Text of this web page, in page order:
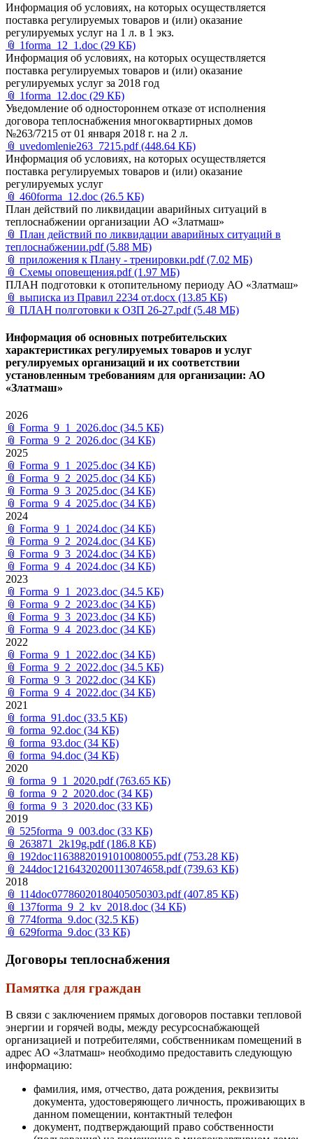
Информация об условиях, на которых осуществляется
поставка регулируемых товаров и (или) оказание
регулируемых услуг на 1 л. в 1 экз.
📎 1forma_12_1.doc (29 КБ)
Информация об условиях, на которых осуществляется
поставка регулируемых товаров и (или) оказание
регулируемых услуг за 2018 год
📎 1forma_12.doc (29 КБ)
Уведомление об одностороннем отказе от исполнения
договора теплоснабжения многоквартирных домов
№263/7215 от 01 января 2018 г. на 2 л.
📎 uvedomlenie263_7215.pdf (448.64 КБ)
Информация об условиях, на которых осуществляется
поставка регулируемых товаров и (или) оказание
регулируемых услуг
📎 460forma_12.doc (26.5 КБ)
План действий по ликвидации аварийных ситуаций в
теплоснабжении организации АО «Златмаш»
📎 План действий по ликвидации аварийных ситуаций в
теплоснабжении.pdf (5.88 МБ)
📎 приложения к Плану - тренировки.pdf (7.02 МБ)
📎 Схемы оповещения.pdf (1.97 МБ)
ПЛАН подготовки к отопительному периоду АО «Златмаш»
📎 выписка из Правил 2234 от.docx (13.85 КБ)
📎 ПЛАН полготовки к ОЗП 26-27.pdf (5.48 МБ)
Информация об основных потребительских
характеристиках регулируемых товаров и услуг
регулируемых организаций и их соответствии
установленным требованиям для организации: АО
«Златмаш»
2026
📎 Forma_9_1_2026.doc (34.5 КБ)
📎 Forma_9_2_2026.doc (34 КБ)
2025
📎 Forma_9_1_2025.doc (34 КБ)
📎 Forma_9_2_2025.doc (34 КБ)
📎 Forma_9_3_2025.doc (34 КБ)
📎 Forma_9_4_2025.doc (34 КБ)
2024
📎 Forma_9_1_2024.doc (34 КБ)
📎 Forma_9_2_2024.doc (34 КБ)
📎 Forma_9_3_2024.doc (34 КБ)
📎 Forma_9_4_2024.doc (34 КБ)
2023
📎 Forma_9_1_2023.doc (34.5 КБ)
📎 Forma_9_2_2023.doc (34 КБ)
📎 Forma_9_3_2023.doc (34 КБ)
📎 Forma_9_4_2023.doc (34 КБ)
2022
📎 Forma_9_1_2022.doc (34 КБ)
📎 Forma_9_2_2022.doc (34.5 КБ)
📎 Forma_9_3_2022.doc (34 КБ)
📎 Forma_9_4_2022.doc (34 КБ)
2021
📎 forma_91.doc (33.5 КБ)
📎 forma_92.doc (34 КБ)
📎 forma_93.doc (34 КБ)
📎 forma_94.doc (34 КБ)
2020
📎 forma_9_1_2020.pdf (763.65 КБ)
📎 forma_9_2_2020.doc (34 КБ)
📎 forma_9_3_2020.doc (33 КБ)
2019
📎 525forma_9_003.doc (33 КБ)
📎 263871_2k19g.pdf (186.8 КБ)
📎 192doc11638820191010080055.pdf (753.28 КБ)
📎 244doc12164320200113074658.pdf (739.63 КБ)
2018
📎 114doc07786020180405050303.pdf (407.85 КБ)
📎 137forma_9_2_kv_2018.doc (34 КБ)
📎 774forma_9.doc (32.5 КБ)
📎 629forma_9.doc (33 КБ)
Договоры теплоснабжения
Памятка для граждан
В связи с заключением прямых договоров поставки тепловой
энергии и горячей воды, между ресурсоснабжающей
организацией и потребителями, собственникам помещений в
адрес АО «Златмаш» необходимо предоставить следующую
информацию:
фамилия, имя, отчество, дата рождения, реквизиты
документа, удостоверяющего личность, проживающих в
данном помещении, контактный телефон
документ, подтверждающий право собственности